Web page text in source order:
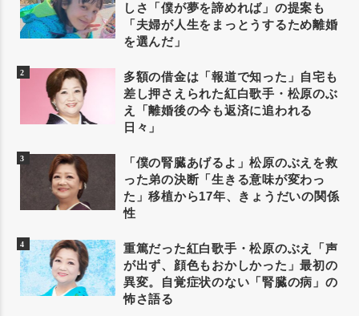
しさ「僕が夢を諦めれば」の提案も
「夫婦が人生をまっとうするため離婚
を選んだ」
多額の借金は「報道で知った」自宅も
差し押さえられた紅白歌手・松原のぶ
え「離婚後の今も返済に追われる
日々」
「僕の腎臓あげるよ」松原のぶえを救
った弟の決断「生きる意味が変わっ
た」移植から17年、きょうだいの関係
性
重篤だった紅白歌手・松原のぶえ「声
が出ず、顔色もおかしかった」最初の
異変。自覚症状のない「腎臓の病」の
怖さ語る